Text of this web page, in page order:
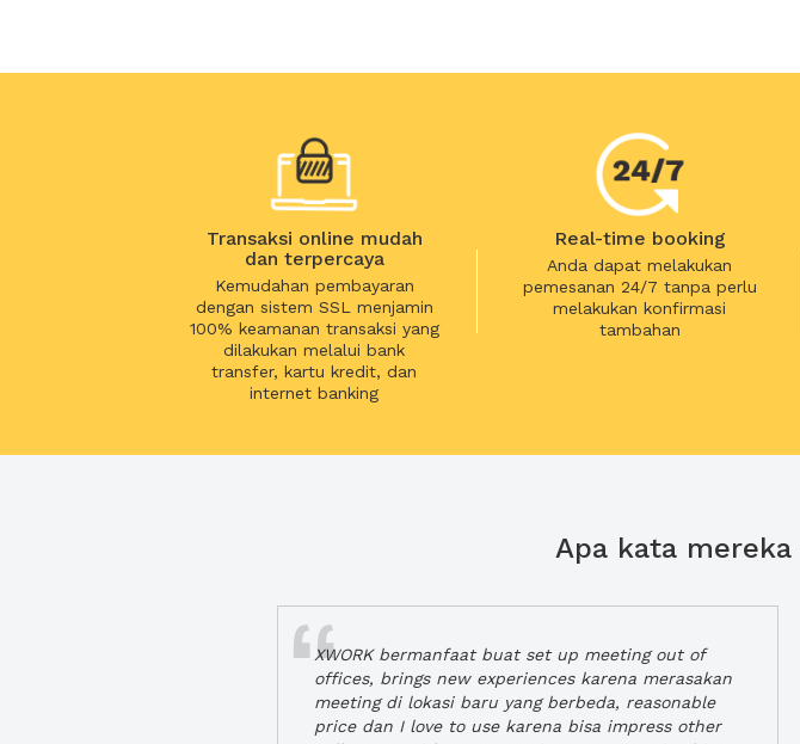
Transaksi online mudah
dan terpercaya
Kemudahan pembayaran
dengan sistem SSL menjamin
100% keamanan transaksi yang
dilakukan melalui bank
transfer, kartu kredit, dan
internet banking
Real-time booking
Anda dapat melakukan
pemesanan 24/7 tanpa perlu
melakukan konfirmasi
tambahan
Apa kata mereka
XWORK bermanfaat buat set up meeting out of
offices, brings new experiences karena merasakan
meeting di lokasi baru yang berbeda, reasonable
price dan I love to use karena bisa impress other